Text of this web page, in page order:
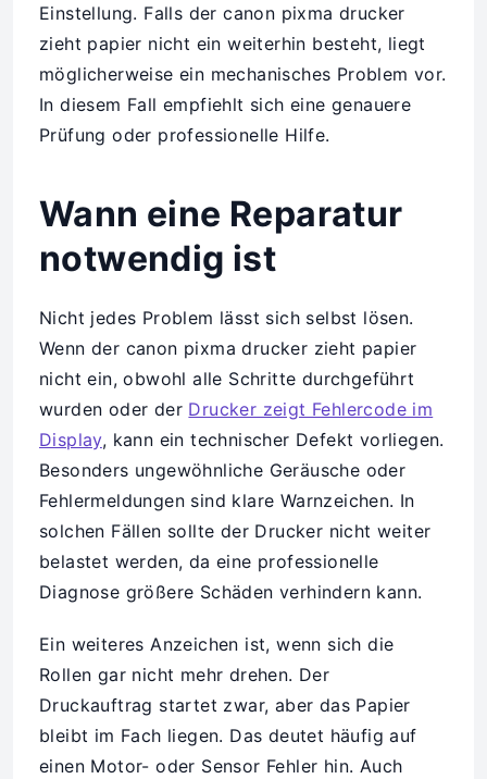
Einstellung. Falls der canon pixma drucker
zieht papier nicht ein weiterhin besteht, liegt
möglicherweise ein mechanisches Problem vor.
In diesem Fall empfiehlt sich eine genauere
Prüfung oder professionelle Hilfe.
Wann eine Reparatur
notwendig ist
Nicht jedes Problem lässt sich selbst lösen.
Wenn der canon pixma drucker zieht papier
nicht ein, obwohl alle Schritte durchgeführt
wurden oder der Drucker zeigt Fehlercode im
Display, kann ein technischer Defekt vorliegen.
Besonders ungewöhnliche Geräusche oder
Fehlermeldungen sind klare Warnzeichen. In
solchen Fällen sollte der Drucker nicht weiter
belastet werden, da eine professionelle
Diagnose größere Schäden verhindern kann.
Ein weiteres Anzeichen ist, wenn sich die
Rollen gar nicht mehr drehen. Der
Druckauftrag startet zwar, aber das Papier
bleibt im Fach liegen. Das deutet häufig auf
einen Motor- oder Sensor Fehler hin. Auch